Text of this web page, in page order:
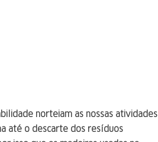
norteiam as nossas atividades
até o descarte dos resíduos